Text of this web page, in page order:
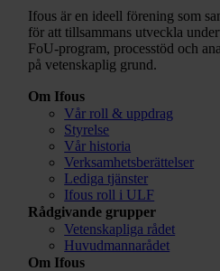
Ifous är en ideell förening som
för att tillsammans utveckla
FoU-program, processtöd och
på vetenskaplig grund.
Om Ifous
Vår roll & uppdrag
Styrelse
Vår historia
Verksamhetsberättelser
Lediga tjänster
Ifous roll i ULF
Rådgivande grupper
Vetenskapliga rådet
Huvudmannarådet
Om Ifous